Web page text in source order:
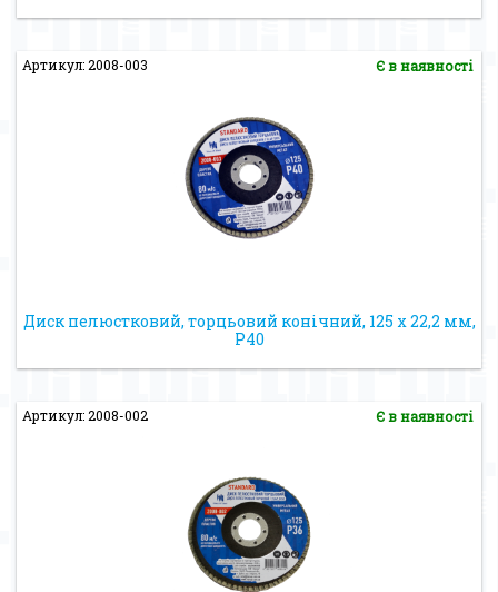
Артикул: 2008-003 Є в наявності
Диск пелюстковий, торцьовий конічний, 125 х 22,2 мм,
Р40
Артикул: 2008-002 Є в наявності